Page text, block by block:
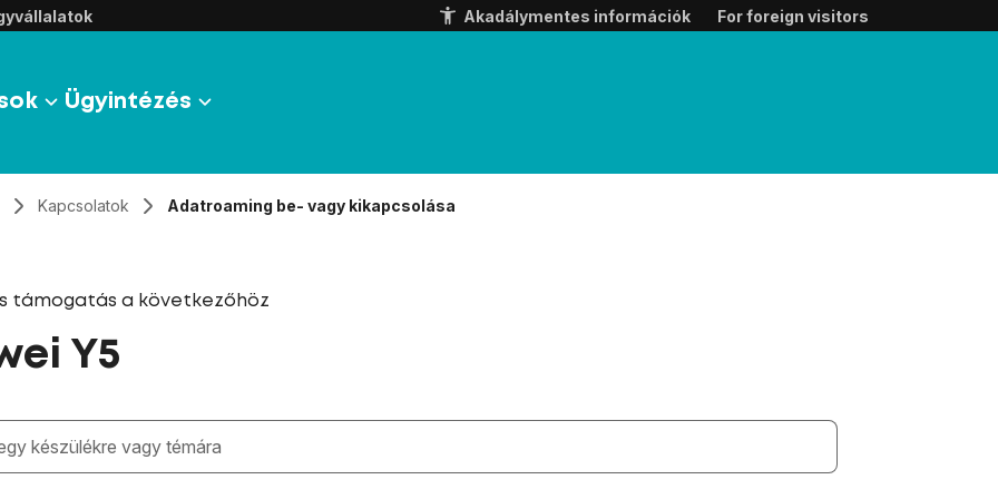
Akadálymentes információk For foreign visitors
Ügyintézés
Kapcsolatok Adatroaming be- vagy kikapcsolása
támogatás a következőhöz
Y5